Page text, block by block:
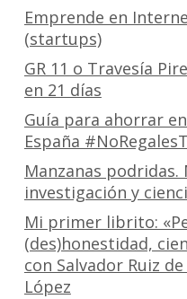
Emprende en
(startups)
GR 11 o Travesía
en 21 días
Guía para ahorrar
España
Manzanas
investigación y
Mi primer librito:
(des)honestidad,
con Salvador Ruiz
López